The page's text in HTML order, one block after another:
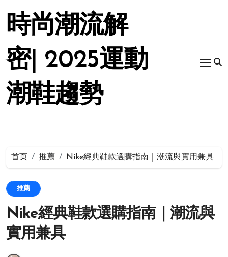
時尚潮流解
密| 2025運動
潮鞋趨勢
首页 推薦 Nike經典鞋款選購指南｜潮流與實用兼具
推薦
Nike經典鞋款選購指南｜潮流與
實用兼具